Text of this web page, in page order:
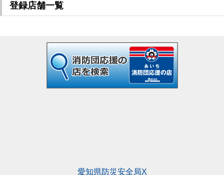
登録店舗一覧
愛知県防災安全局X